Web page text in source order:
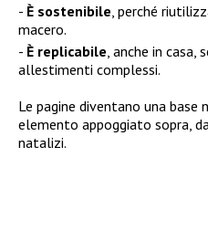
È sostenibile , perché
macero.
È replicabile , anche in
allestimenti complessi.
Le pagine diventano una base
elemento appoggiato sopra,
natalizi.